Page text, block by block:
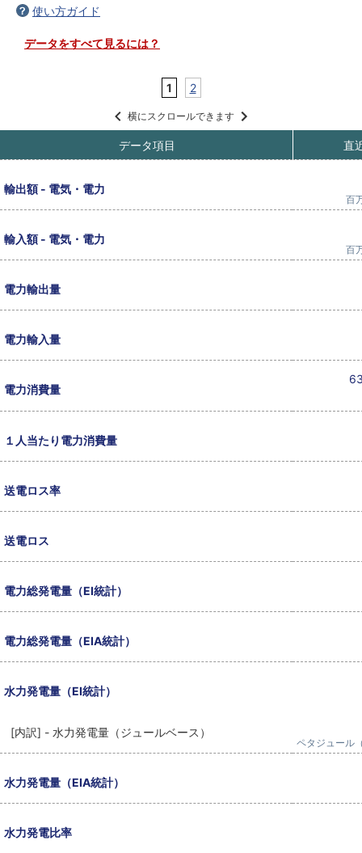
使い方ガイド
データをすべて見るには？
1 2
横にスクロールできます
データ項目 直
輸出額 - 電気・電力
百
輸入額 - 電気・電力
百
電力輸出量
電力輸入量
電力消費量
１人当たり電力消費量
送電ロス率
送電ロス
電力総発電量（EI統計）
電力総発電量（EIA統計）
水力発電量（EI統計）
[内訳] - 水力発電量（ジュールベース）
ペタジュール
水力発電量（EIA統計）
水力発電比率